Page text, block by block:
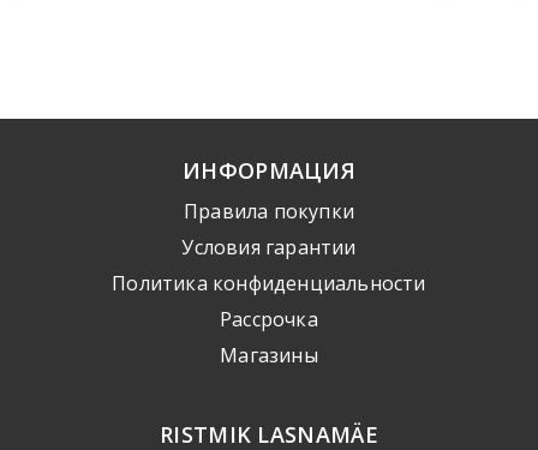
ИНФОРМАЦИЯ
Правила покупки
Условия гарантии
Политика конфиденциальности
Рассрочка
Mагазины
RISTMIK LASNAMÄE